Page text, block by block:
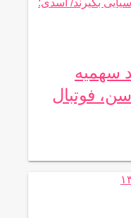
سهمیه
فوتبال